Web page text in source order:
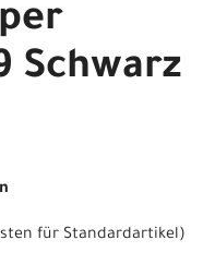
Schwarz
für Standardartikel)